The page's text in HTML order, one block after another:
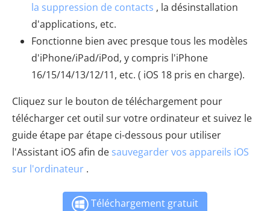
la suppression de contacts , la désinstallation
d'applications, etc.
Fonctionne bien avec presque tous les modèles
d'iPhone/iPad/iPod, y compris l'iPhone
16/15/14/13/12/11, etc. ( iOS 18 pris en charge).
Cliquez sur le bouton de téléchargement pour
télécharger cet outil sur votre ordinateur et suivez le
guide étape par étape ci-dessous pour utiliser
l'Assistant iOS afin de sauvegarder vos appareils iOS
sur l'ordinateur .
Téléchargement gratuit